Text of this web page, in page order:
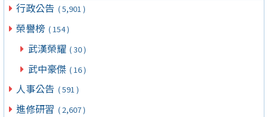
行政公告 ( 5,901 )
榮譽榜 ( 154 )
武漢榮耀 ( 30 )
武中豪傑 ( 16 )
人事公告 ( 591 )
進修研習 ( 2,607 )